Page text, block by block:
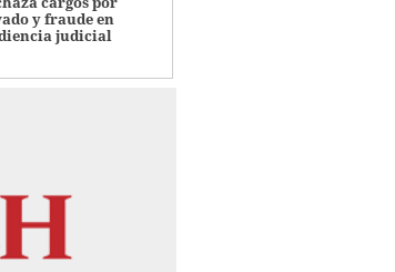
y fraude en
judicial